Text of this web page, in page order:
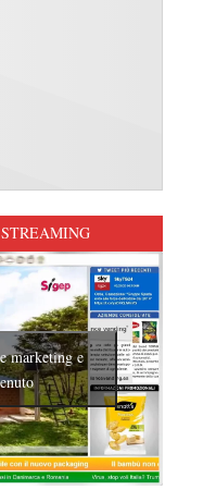
marketing e